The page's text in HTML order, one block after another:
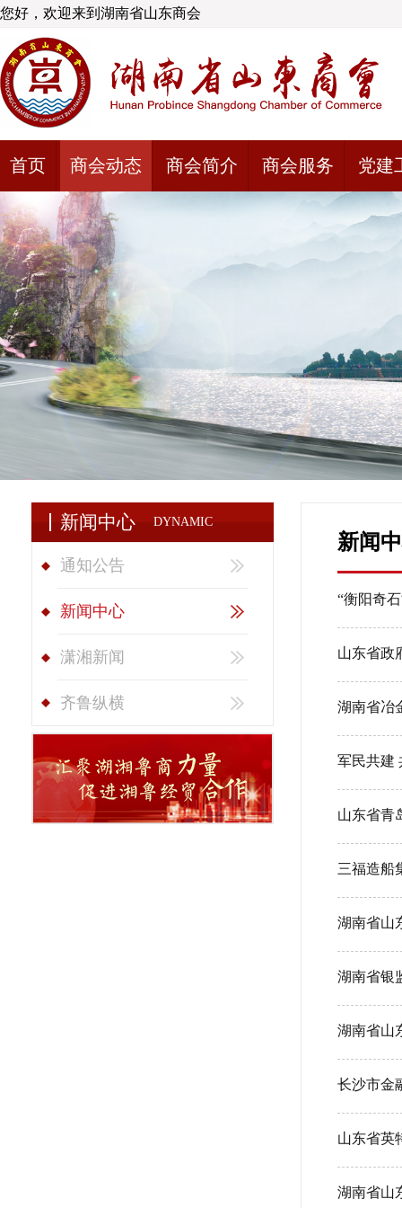
您好，欢迎来到湖南省山东商会
首页 商会动态 商会简介 商会服务 党建
新闻中心 DYNAMIC
通知公告
新闻中心
潇湘新闻
齐鲁纵横
新闻
“衡阳奇
山东省政
湖南省冶
军民共建
山东省青
三福造船
湖南省山
湖南省银
湖南省山
长沙市金
山东省英
湖南省山